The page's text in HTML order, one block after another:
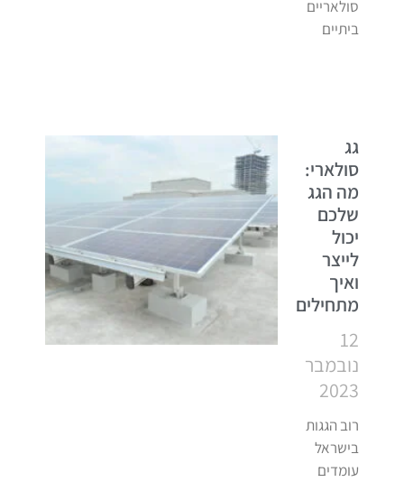
סולאריים
ביתיים
גג
סולארי:
מה הגג
שלכם
יכול
לייצר
ואיך
מתחילים
12
נובמבר
2023
רוב הגגות
בישראל
עומדים